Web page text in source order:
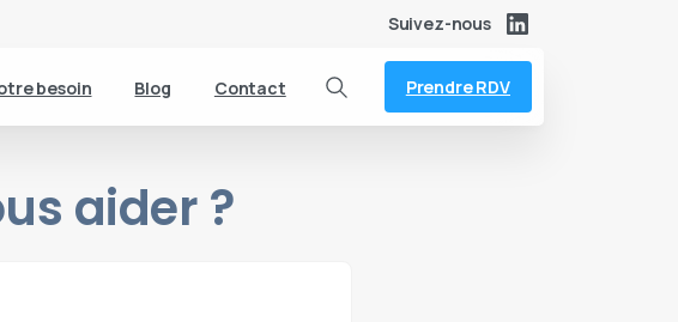
Suivez-nous
besoin Blog Contact
Search
Prendre RDV
aider ?